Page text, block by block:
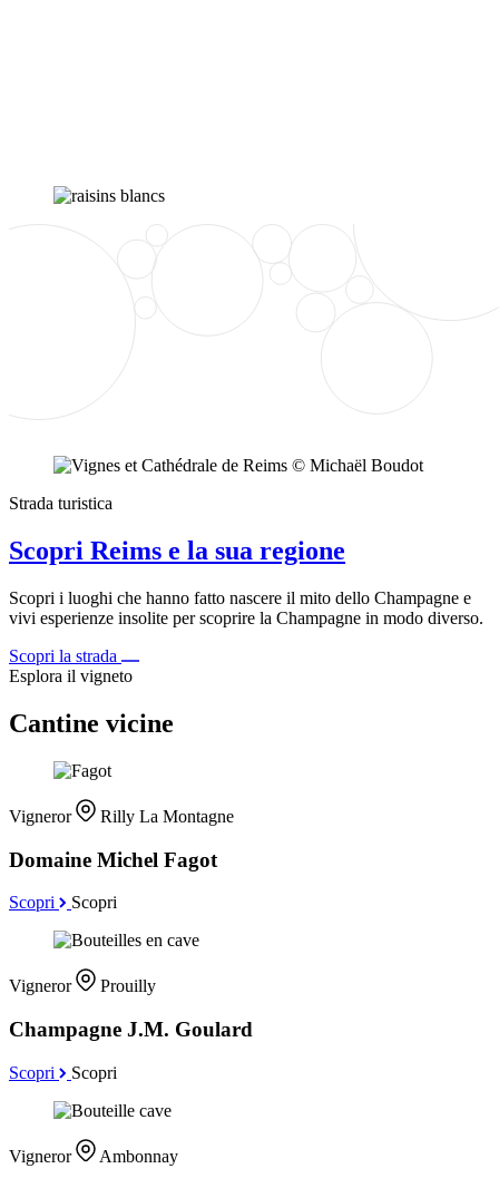
Strada turistica
Scopri Reims e la sua regione
Scopri i luoghi che hanno fatto nascere il mito dello Champagne e
vivi esperienze insolite per scoprire la Champagne in modo diverso.
Scopri la strada
Esplora il vigneto
Cantine vicine
Vigneror Rilly La Montagne
Domaine Michel Fagot
Scopri Scopri
Vigneror Prouilly
Champagne J.M. Goulard
Scopri Scopri
Vigneror Ambonnay